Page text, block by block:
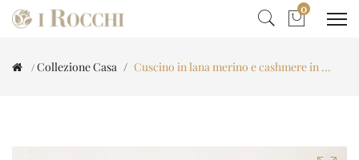
0
Collezione Casa Cuscino in lana merino e cashmere in ...